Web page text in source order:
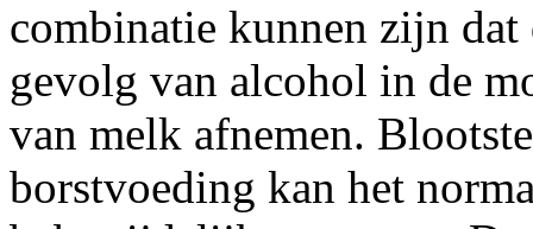
combinatie kunnen zijn
gevolg van alcohol in de
van melk afnemen.
borstvoeding kan het